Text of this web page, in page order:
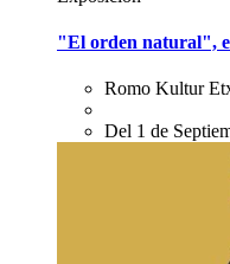
"El orden natural",
Romo Kultur
Del 1 de